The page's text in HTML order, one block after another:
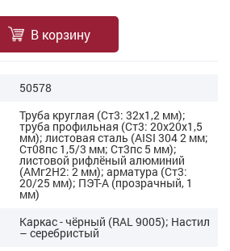
В корзину
50578
Труба круглая (Ст3: 32х1,2 мм);
труба профильная (Ст3: 20х20х1,5
мм); листовая сталь (AISI 304 2 мм;
Ст08пс 1,5/3 мм; Ст3пс 5 мм);
листовой рифлёный алюминий
(АМг2Н2: 2 мм); арматура (Ст3:
20/25 мм); ПЭТ-А (прозрачный, 1
мм)
Каркас - чёрный (RAL 9005); Настил
– серебристый